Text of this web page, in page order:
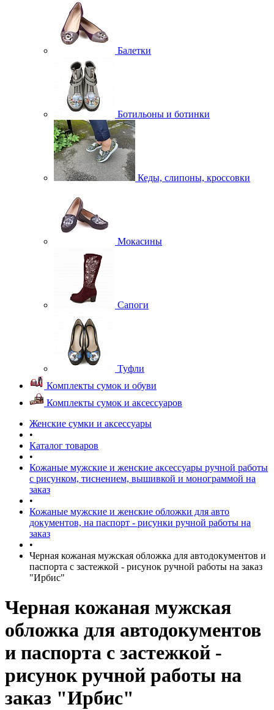
Балетки
Ботильоны и ботинки
Кеды, слипоны, кроссовки
Мокасины
Сапоги
Туфли
Комплекты сумок и обуви
Комплекты сумок и аксессуаров
Женские сумки и аксессуары
•
Каталог товаров
•
Кожаные мужские и женские аксессуары ручной работы
с рисунком, тиснением, вышивкой и монограммой на
заказ
•
Кожаные мужские и женские обложки для авто
документов, на паспорт - рисунки ручной работы на
заказ
•
Черная кожаная мужская обложка для автодокументов и
паспорта с застежкой - рисунок ручной работы на заказ
"Ирбис"
Черная кожаная мужская
обложка для автодокументов
и паспорта с застежкой -
рисунок ручной работы на
заказ "Ирбис"